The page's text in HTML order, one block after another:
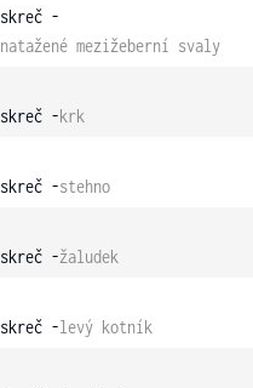
skreč -
natažené mezižeberní svaly
skreč -krk
skreč -stehno
skreč -žaludek
skreč -levý kotník